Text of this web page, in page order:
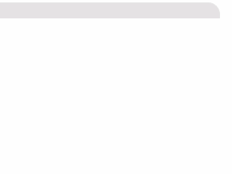
- 20 anni Paradigma